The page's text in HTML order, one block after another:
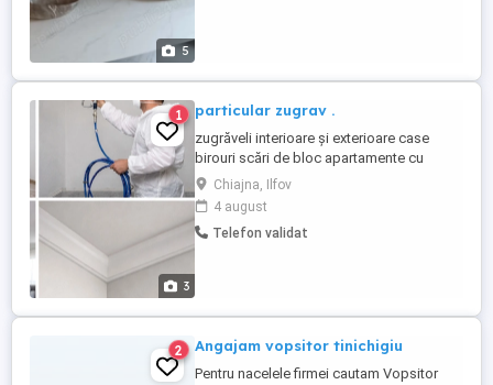
5
3
1 particular zugrav .
zugrăveli interioare și exterioare case
birouri scări de bloc apartamente cu
pompa profesională de zugrăvit timp mai
scurt decât metoda clasică curățenie și
seriozitate
Chiajna, Ilfov
4 august
Telefon validat
2 Angajam vopsitor tinichigiu
Pentru nacelele firmei cautam Vopsitor